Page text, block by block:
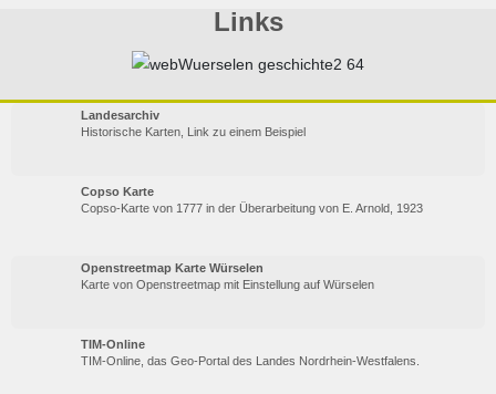
Links
Landesarchiv
Historische Karten, Link zu einem Beispiel
Copso Karte
Copso-Karte von 1777 in der Überarbeitung von E. Arnold, 1923
Openstreetmap Karte Würselen
Karte von Openstreetmap mit Einstellung auf Würselen
TIM-Online
TIM-Online, das Geo-Portal des Landes Nordrhein-Westfalens.